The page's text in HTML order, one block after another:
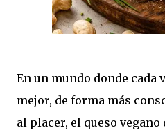
En un mundo donde cada
mejor, de forma más
al placer, el queso vegano